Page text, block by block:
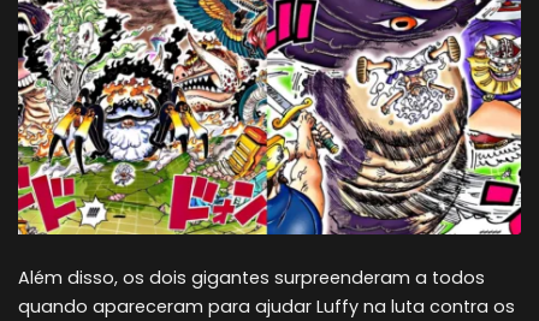
Além disso, os dois gigantes surpreenderam a todos
quando apareceram para ajudar Luffy na luta contra os